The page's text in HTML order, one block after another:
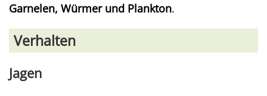
Garnelen, Würmer und Plankton.
Verhalten
Jagen